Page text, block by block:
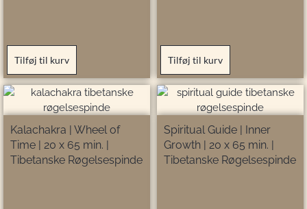
Tilføj til kurv Tilføj til kurv
Kalachakra | Wheel of
Time | 20 x 65 min. |
Tibetanske Røgelsespinde
Spiritual Guide | Inner
Growth | 20 x 65 min. |
Tibetanske Røgelsespinde